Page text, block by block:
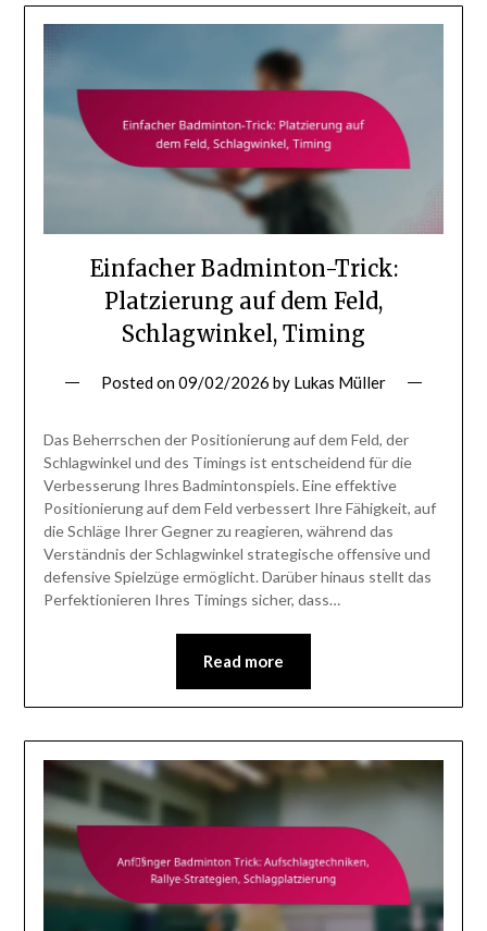
Einfacher Badminton-Trick:
Platzierung auf dem Feld,
Schlagwinkel, Timing
Posted on09/02/2026 by Lukas Müller
Das Beherrschen der Positionierung auf dem Feld, der
Schlagwinkel und des Timings ist entscheidend für die
Verbesserung Ihres Badmintonspiels. Eine effektive
Positionierung auf dem Feld verbessert Ihre Fähigkeit, auf
die Schläge Ihrer Gegner zu reagieren, während das
Verständnis der Schlagwinkel strategische offensive und
defensive Spielzüge ermöglicht. Darüber hinaus stellt das
Perfektionieren Ihres Timings sicher, dass…
Read more